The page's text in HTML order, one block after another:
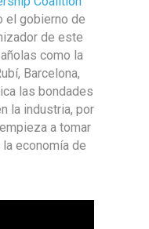
el gobierno de
de este
como la
Barcelona,
las bondades
la industria, por
a tomar
economía de